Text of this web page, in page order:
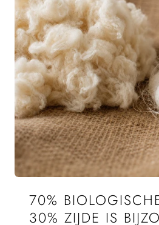
70%
30% ZIJDE IS